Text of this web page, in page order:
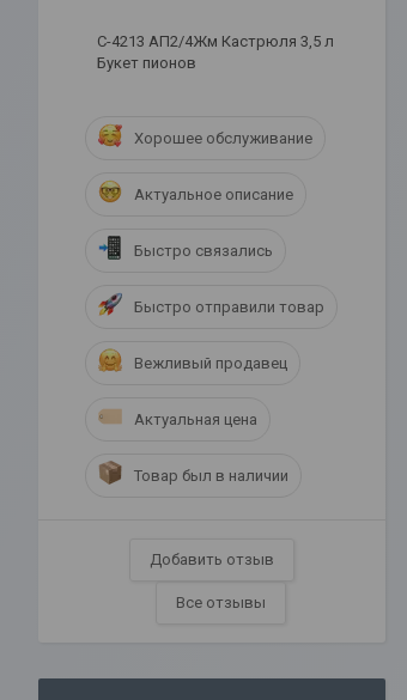
С-4213 АП2/4Жм Кастрюля 3,5 л
Букет пионов
Хорошее обслуживание
Актуальное описание
Быстро связались
Быстро отправили товар
Вежливый продавец
Актуальная цена
Товар был в наличии
Добавить отзыв
Все отзывы